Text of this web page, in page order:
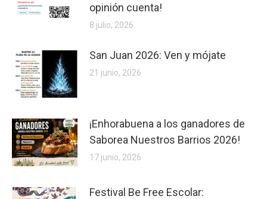
opinión cuenta!
8 julio, 2026
San Juan 2026: Ven y mójate
21 junio, 2026
¡Enhorabuena a los ganadores de
Saborea Nuestros Barrios 2026!
17 junio, 2026
Festival Be Free Escolar: